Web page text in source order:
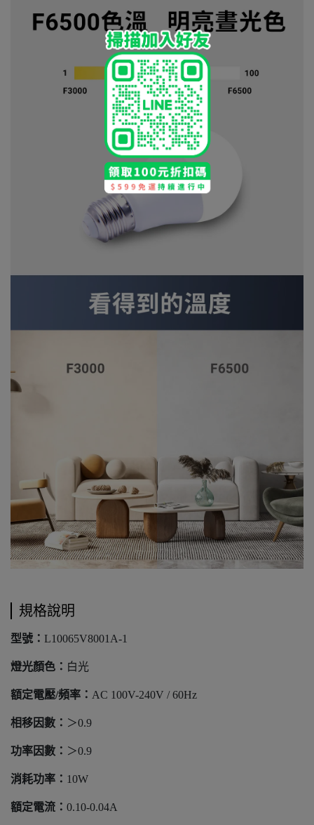
規格說明
​​​​​​型號： L10065V8001A-1
燈光顏色： 白光
額定電壓/頻率： AC 100V-240V / 60Hz
相移因數： ＞0.9
功率因數： ＞0.9
消耗功率： 10W
額定電流： 0.10-0.04A